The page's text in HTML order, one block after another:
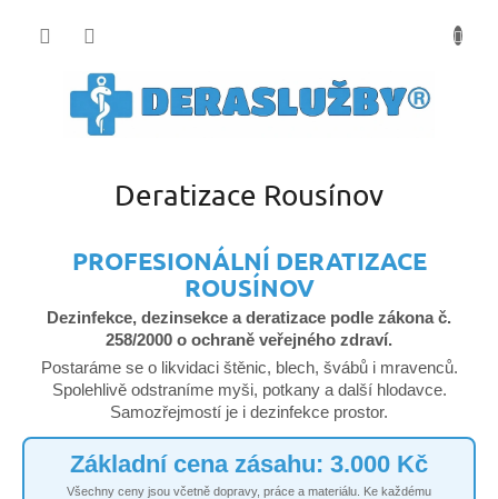
Deratizace Rousínov
PROFESIONÁLNÍ DERATIZACE
ROUSÍNOV
Dezinfekce, dezinsekce a deratizace podle zákona č.
258/2000 o ochraně veřejného zdraví.
Postaráme se o likvidaci štěnic, blech, švábů i mravenců.
Spolehlivě odstraníme myši, potkany a další hlodavce.
Samozřejmostí je i dezinfekce prostor.
Základní cena zásahu: 3.000 Kč
Všechny ceny jsou včetně dopravy, práce a materiálu. Ke každému